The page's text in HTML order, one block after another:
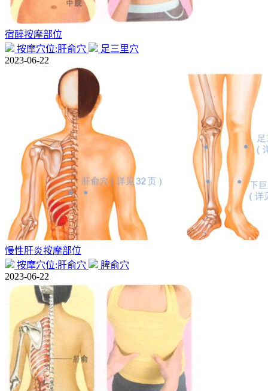
宿醉按摩部位
按摩穴位:肝俞穴
足三里穴
2023-06-22
慢性肝炎按摩部位
按摩穴位:肝俞穴
脾俞穴
2023-06-22